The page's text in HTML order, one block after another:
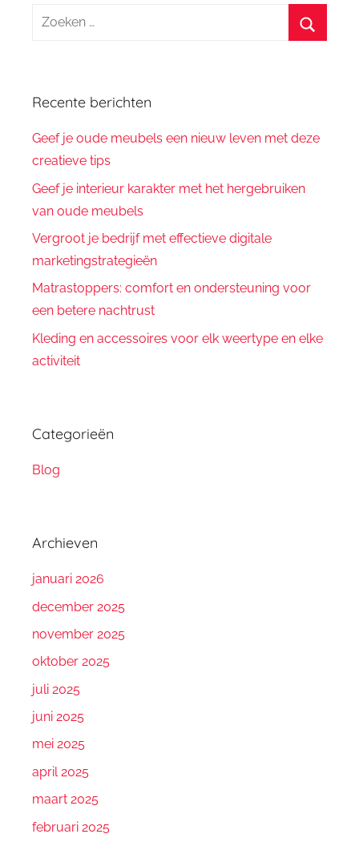
Zoeken
Recente berichten
Geef je oude meubels een nieuw leven met deze
creatieve tips
Geef je interieur karakter met het hergebruiken
van oude meubels
Vergroot je bedrijf met effectieve digitale
marketingstrategieën
Matrastoppers: comfort en ondersteuning voor
een betere nachtrust
Kleding en accessoires voor elk weertype en elke
activiteit
Categorieën
Blog
Archieven
januari 2026
december 2025
november 2025
oktober 2025
juli 2025
juni 2025
mei 2025
april 2025
maart 2025
februari 2025